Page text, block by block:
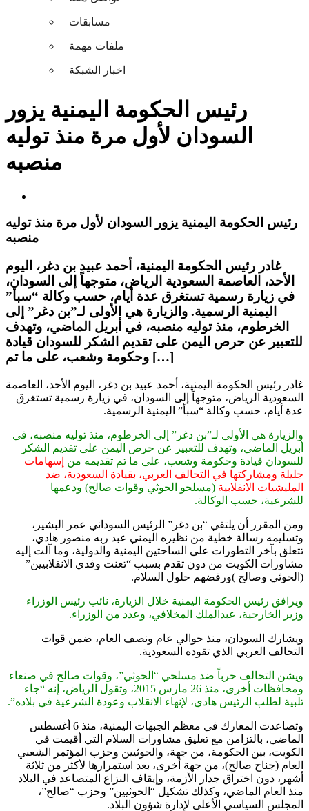
مسابقات
ملفات مهمة
اخبار الشبكة
رئيس الحكومة اليمنية يزور
السودان لأول مرة منذ توليه
منصبه
رئيس الحكومة اليمنية يزور السودان لأول مرة منذ توليه
منصبه
غادر رئيس الحكومة اليمنية، أحمد عبيد بن دغر، اليوم
الأحد، العاصمة السعودية الرياض، متوجهاً إلى السودان،
في زيارة رسمية تستغرق عدة أيام، حسب وكالة “سبأ”
اليمنية الرسمية. والزيارة هي الأولى لـ”بن دغر” إلى
الخرطوم، منذ توليه منصبه، في أبريل الماضي، وتهدف
للتعبير عن حرص اليمن على تقديم الشكر للسودان قيادة
وحكومة وشعب، على ما تم […]
غادر رئيس الحكومة اليمنية، أحمد عبيد بن دغر، اليوم الأحد، العاصمة
السعودية الرياض، متوجهاً إلى السودان، في زيارة رسمية تستغرق
عدة أيام، حسب وكالة “سبأ” اليمنية الرسمية.
والزيارة هي الأولى لـ”بن دغر” إلى الخرطوم، منذ توليه منصبه، في
أبريل الماضي، وتهدف للتعبير عن حرص اليمن على تقديم الشكر
للسودان قيادة وحكومة وشعب، على ما تم تقديمه من إسهامات
جليلة ومشاركتها في التحالف العربي، بقيادة السعودية، ضد
المليشيات الانقلابية (مسلحو الحوثي وقوات صالح) ودعمها
للشرعية، حسب الوكالة.
ومن المقرر أن يلتقي “بن دغر” الرئيس السوداني عمر البشير،
وتسليمه رسالة خطية من نظيره اليمني عبد ربه منصور هادي،
تتعلق بآخر التطورات على الساحتين اليمنية والدولية، وما آلت إليه
مشاورات الكويت من دون تقدم بسبب “تعنت وفدي الانقلابيين”
(الحوثي وصالح )ورفضهم حلول السلام.
ويرافق رئيس الحكومة اليمنية خلال الزيارة، نائب رئيس الوزراء
وزير الخارجية، عبدالملك المخلافي، وعدد من الوزراء.
ويشارك السودان، منذ حوالي عام ونصف العام، ضمن قوات
التحالف العربي الذي تقوده السعودية.
ويشن التحالف حرباً ضد مسلحي “الحوثي”، وقوات صالح في صنعاء
ومحافظات أخرى، منذ 26 مارس 2015، وتقول الرياض، إنه “جاء
تلبية لطلب الرئيس هادي، لإنهاء الانقلاب وعودة الشرعية في بلاده”.
وتصاعدت المعارك في معظم الجبهات اليمنية، منذ 6 أغسطس
الماضي، بالتزامن مع تعليق مشاورات السلام التي أقيمت في
الكويت، بين الحكومة، من جهة، والحوثيين وحزب المؤتمر الشعبي
العام (جناح صالح)، من جهة أخرى، بعد استمرارها لأكثر من ثلاثة
أشهر، دون اختراق جدار الأزمة، وإيقاف النزاع المتصاعد في البلاد
منذ العام الماضي، وكذلك تشكيل “الحوثيين” وحزب “صالح”،
المجلس السياسي الأعلى لإدارة شؤون البلاد.